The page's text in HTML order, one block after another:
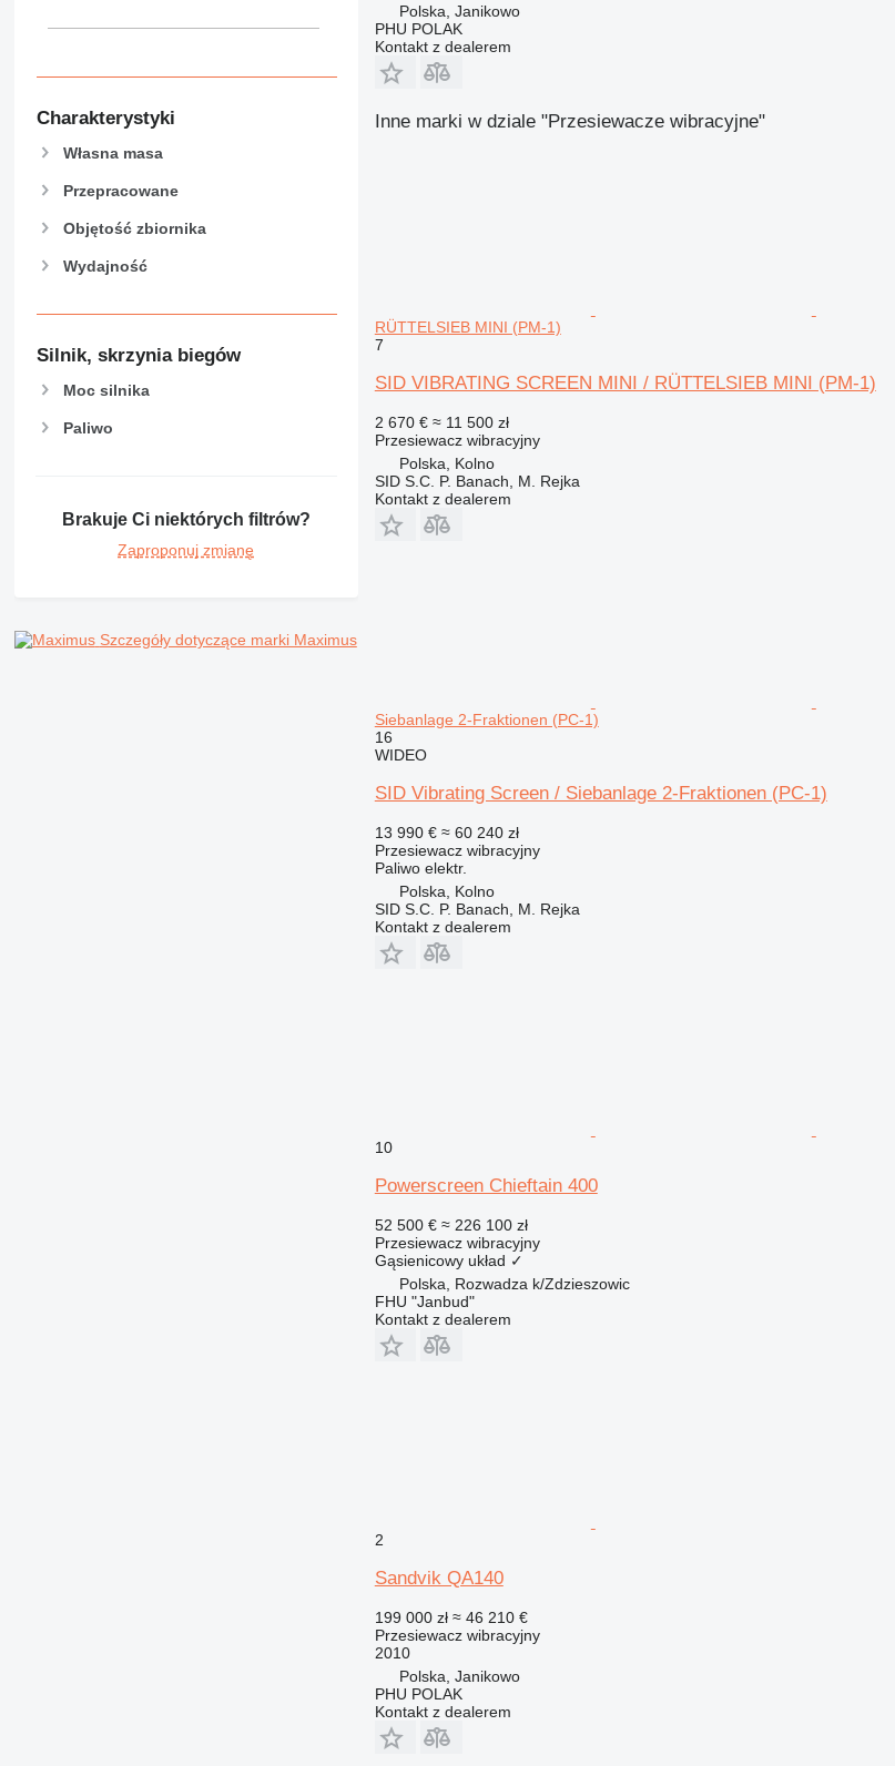
Charakterystyki
Własna masa
Przepracowane
Objętość zbiornika
Wydajność
Silnik, skrzynia biegów
Moc silnika
Paliwo
Brakuje Ci niektórych filtrów?
Zaproponuj zmianę
Szczegóły dotyczące marki Maximus
Polska, Janikowo
PHU POLAK
Kontakt z dealerem
Inne marki w dziale "Przesiewacze wibracyjne"
RÜTTELSIEB MINI (PM-1)
7
SID VIBRATING SCREEN MINI / RÜTTELSIEB MINI (PM-1)
2 670 € ≈ 11 500 zł
Przesiewacz wibracyjny
Polska, Kolno
SID S.C. P. Banach, M. Rejka
Kontakt z dealerem
Siebanlage 2-Fraktionen (PC-1)
16
WIDEO
SID Vibrating Screen / Siebanlage 2-Fraktionen (PC-1)
13 990 € ≈ 60 240 zł
Przesiewacz wibracyjny
Paliwo elektr.
Polska, Kolno
SID S.C. P. Banach, M. Rejka
Kontakt z dealerem
10
Powerscreen Chieftain 400
52 500 € ≈ 226 100 zł
Przesiewacz wibracyjny
Gąsienicowy układ ✓
Polska, Rozwadza k/Zdzieszowic
FHU "Janbud"
Kontakt z dealerem
2
Sandvik QA140
199 000 zł ≈ 46 210 €
Przesiewacz wibracyjny
2010
Polska, Janikowo
PHU POLAK
Kontakt z dealerem